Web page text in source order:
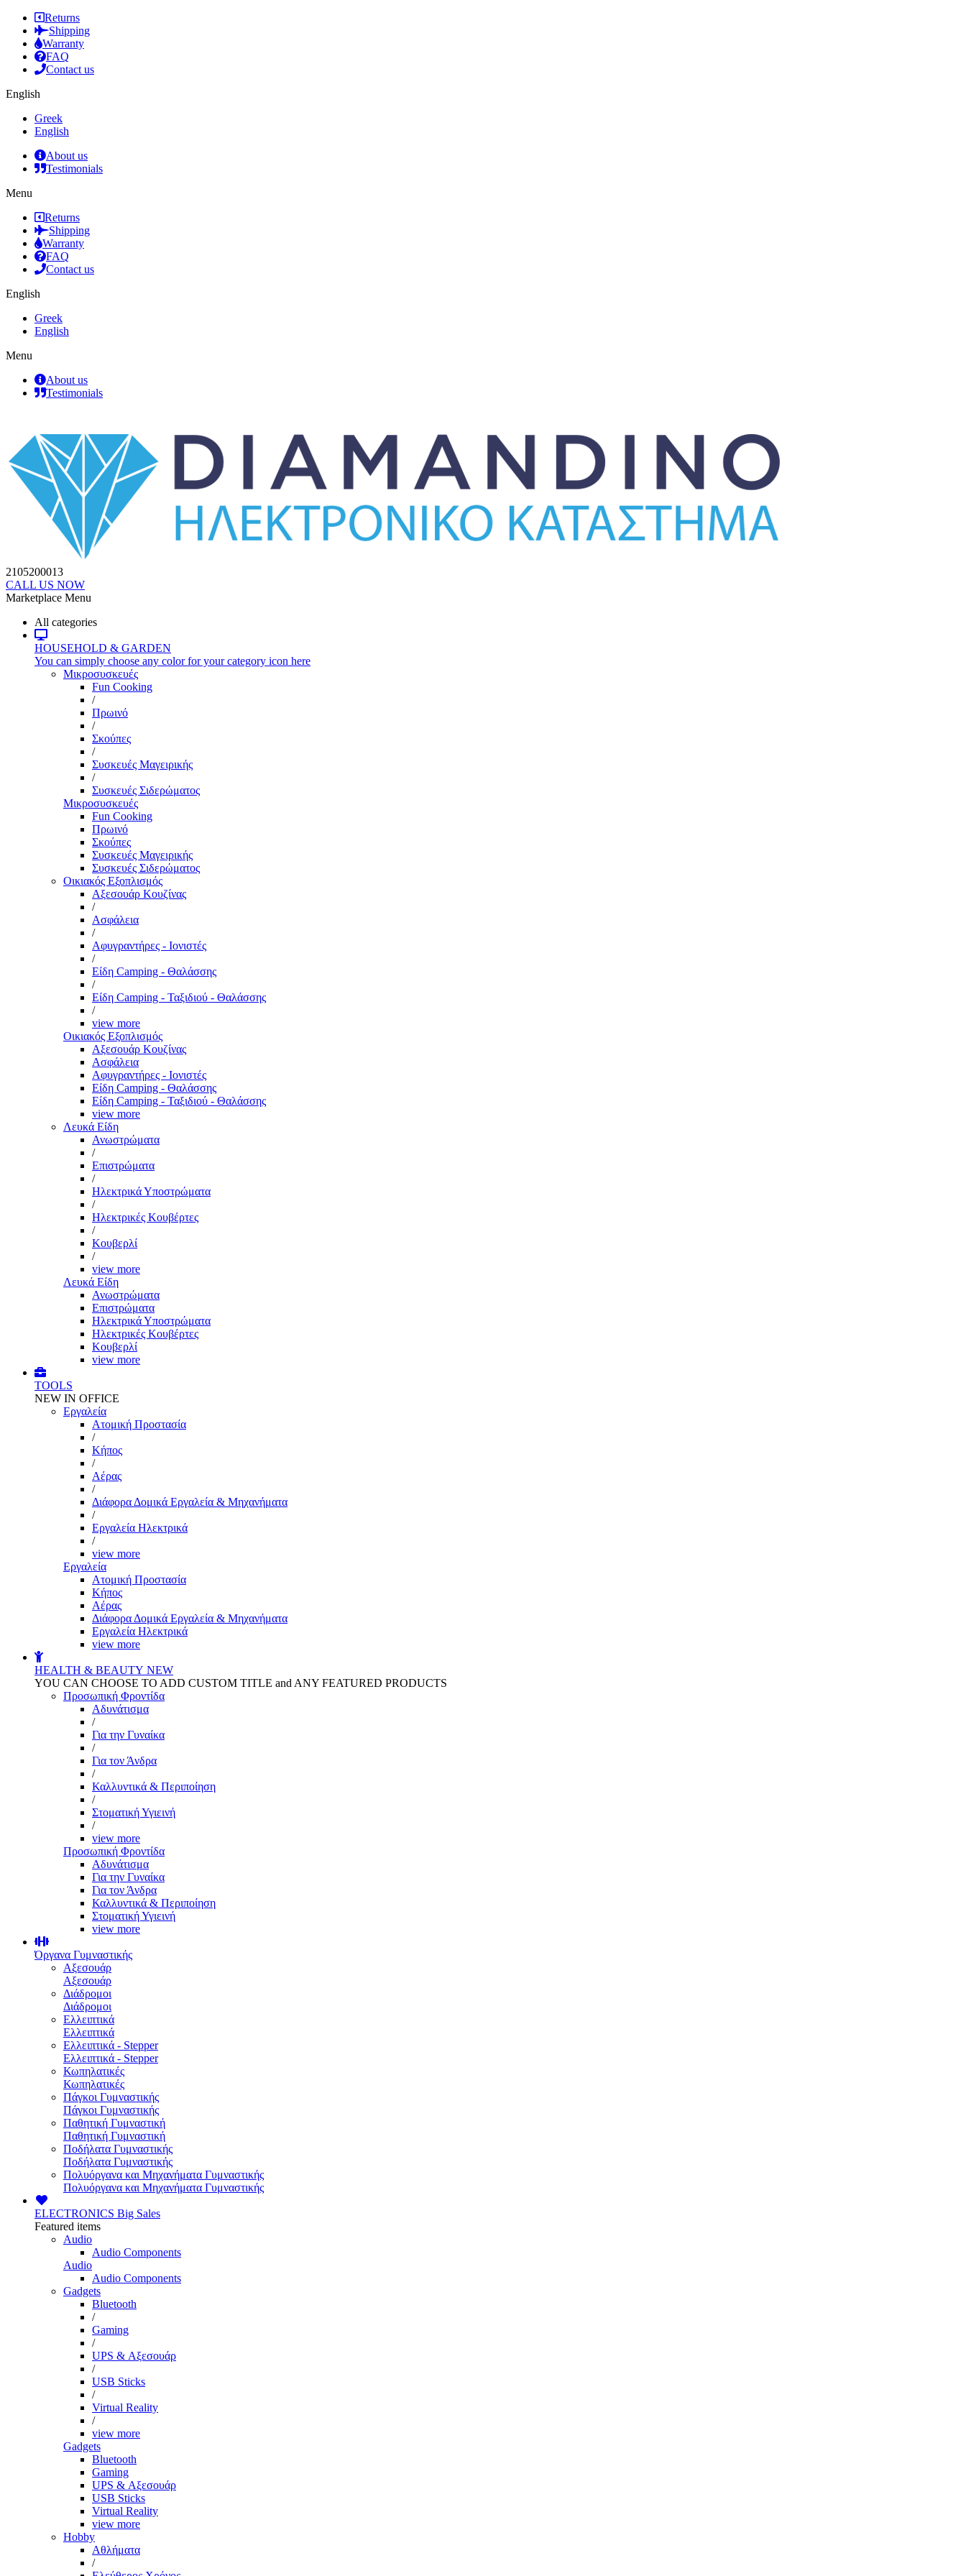
Returns
Shipping
Warranty
FAQ
Contact us
English
Greek
English
About us
Testimonials
Menu
Returns
Shipping
Warranty
FAQ
Contact us
English
Greek
English
Menu
About us
Testimonials
2105200013
CALL US NOW
Marketplace Menu
All categories
HOUSEHOLD & GARDEN
You can simply choose any color for your category icon here
Μικροσυσκευές
Fun Cooking
/
Πρωινό
/
Σκούπες
/
Συσκευές Μαγειρικής
/
Συσκευές Σιδερώματος
Μικροσυσκευές
Fun Cooking
Πρωινό
Σκούπες
Συσκευές Μαγειρικής
Συσκευές Σιδερώματος
Οικιακός Εξοπλισμός
Αξεσουάρ Κουζίνας
/
Ασφάλεια
/
Αφυγραντήρες - Ιονιστές
/
Είδη Camping - Θαλάσσης
/
Είδη Camping - Ταξιδιού - Θαλάσσης
/
view more
Οικιακός Εξοπλισμός
Αξεσουάρ Κουζίνας
Ασφάλεια
Αφυγραντήρες - Ιονιστές
Είδη Camping - Θαλάσσης
Είδη Camping - Ταξιδιού - Θαλάσσης
view more
Λευκά Είδη
Ανωστρώματα
/
Επιστρώματα
/
Ηλεκτρικά Υποστρώματα
/
Ηλεκτρικές Κουβέρτες
/
Κουβερλί
/
view more
Λευκά Είδη
Ανωστρώματα
Επιστρώματα
Ηλεκτρικά Υποστρώματα
Ηλεκτρικές Κουβέρτες
Κουβερλί
view more
TOOLS
NEW IN OFFICE
Εργαλεία
Aτομική Προστασία
/
Kήπος
/
Αέρας
/
Διάφορα Δομικά Εργαλεία & Μηχανήματα
/
Εργαλεία Ηλεκτρικά
/
view more
Εργαλεία
Aτομική Προστασία
Kήπος
Αέρας
Διάφορα Δομικά Εργαλεία & Μηχανήματα
Εργαλεία Ηλεκτρικά
view more
HEALTH & BEAUTY NEW
YOU CAN CHOOSE TO ADD CUSTOM TITLE and ANY FEATURED PRODUCTS
Προσωπική Φροντίδα
Αδυνάτισμα
/
Για την Γυναίκα
/
Για τον Άνδρα
/
Καλλυντικά & Περιποίηση
/
Στοματική Υγιεινή
/
view more
Προσωπική Φροντίδα
Αδυνάτισμα
Για την Γυναίκα
Για τον Άνδρα
Καλλυντικά & Περιποίηση
Στοματική Υγιεινή
view more
Όργανα Γυμναστικής
Αξεσουάρ
Αξεσουάρ
Διάδρομοι
Διάδρομοι
Ελλειπτικά
Ελλειπτικά
Ελλειπτικά - Stepper
Ελλειπτικά - Stepper
Κωπηλατικές
Κωπηλατικές
Πάγκοι Γυμναστικής
Πάγκοι Γυμναστικής
Παθητική Γυμναστική
Παθητική Γυμναστική
Ποδήλατα Γυμναστικής
Ποδήλατα Γυμναστικής
Πολυόργανα και Μηχανήματα Γυμναστικής
Πολυόργανα και Μηχανήματα Γυμναστικής
ELECTRONICS Big Sales
Featured items
Audio
Audio Components
Audio
Audio Components
Gadgets
Bluetooth
/
Gaming
/
UPS & Αξεσουάρ
/
USB Sticks
/
Virtual Reality
/
view more
Gadgets
Bluetooth
Gaming
UPS & Αξεσουάρ
USB Sticks
Virtual Reality
view more
Hobby
Αθλήματα
/